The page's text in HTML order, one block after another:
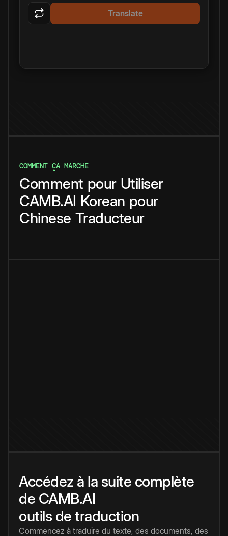
Translate
COMMENT ÇA MARCHE
Comment pour Utiliser
CAMB.AI Korean pour
Chinese Traducteur
Accédez à la suite complète
de CAMB.AI
outils de traduction
Commencez à traduire du texte, des documents, des